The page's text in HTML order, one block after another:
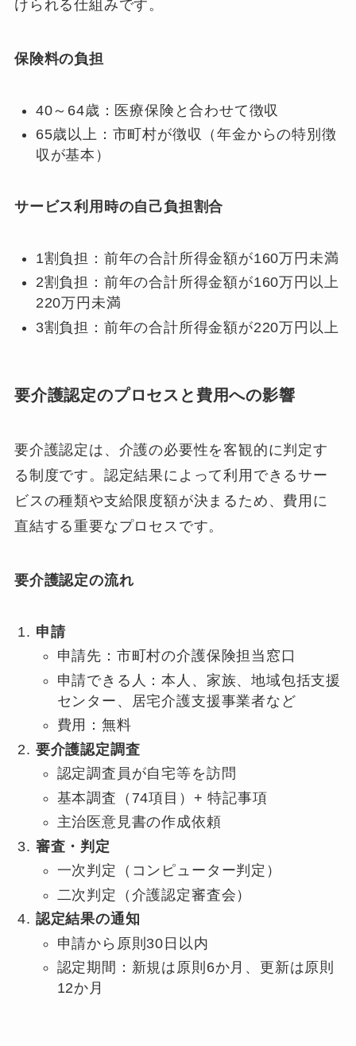
けられる仕組みです。
保険料の負担
40～64歳：医療保険と合わせて徴収
65歳以上：市町村が徴収（年金からの特別徴
収が基本）
サービス利用時の自己負担割合
1割負担：前年の合計所得金額が160万円未満
2割負担：前年の合計所得金額が160万円以上
220万円未満
3割負担：前年の合計所得金額が220万円以上
要介護認定のプロセスと費用への影響
要介護認定は、介護の必要性を客観的に判定す
る制度です。認定結果によって利用できるサー
ビスの種類や支給限度額が決まるため、費用に
直結する重要なプロセスです。
要介護認定の流れ
申請
申請先：市町村の介護保険担当窓口
申請できる人：本人、家族、地域包括支援
センター、居宅介護支援事業者など
費用：無料
要介護認定調査
認定調査員が自宅等を訪問
基本調査（74項目）+ 特記事項
主治医意見書の作成依頼
審査・判定
一次判定（コンピューター判定）
二次判定（介護認定審査会）
認定結果の通知
申請から原則30日以内
認定期間：新規は原則6か月、更新は原則
12か月